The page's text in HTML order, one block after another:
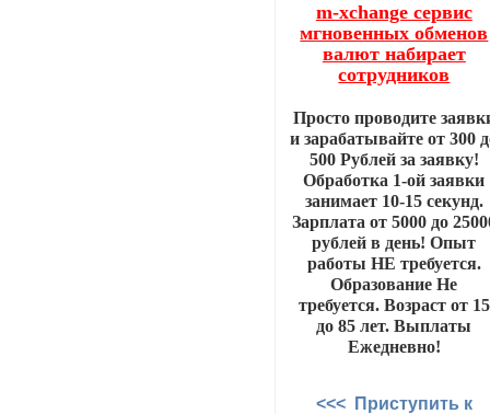
m-xchange сервис
мгновенных обменов
валют набирает
сотрудников
Просто проводите
и зарабатывайте от 300
500 Рублей за заявку!
Обработка 1-ой заявки
занимает 10-15 секунд.
Зарплата от 5000 до
рублей в день! Опыт
работы НЕ требуется.
Образование Не
требуется. Возраст от 15
до 85 лет. Выплаты
Ежедневно!
<<< Приступить к